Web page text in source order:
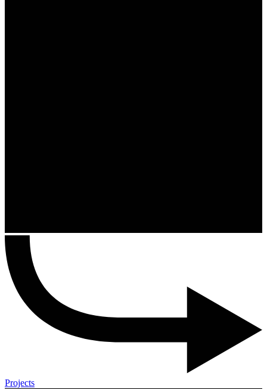
Projects